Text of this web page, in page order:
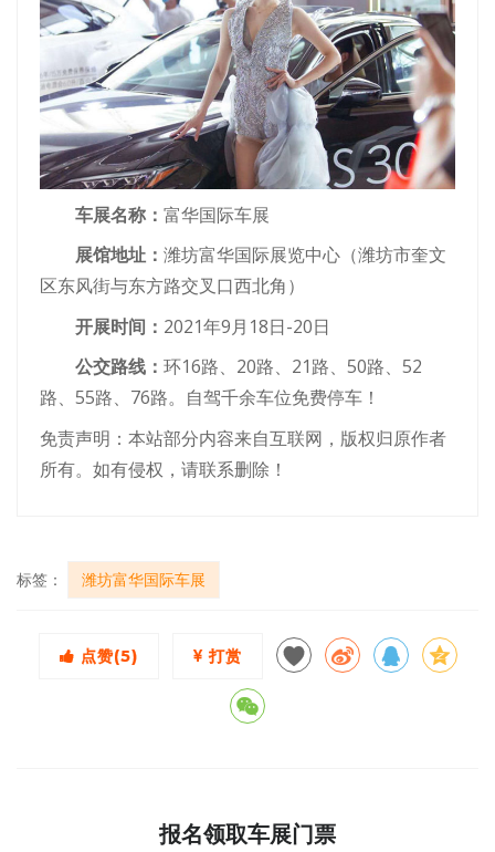
车展名称： 富华国际车展
展馆地址： 潍坊富华国际展览中心（潍坊市奎文
区东风街与东方路交叉口西北角）
开展时间： 2021年9月18日-20日
公交路线： 环16路、20路、21路、50路、52
路、55路、76路。自驾千余车位免费停车！
免责声明：本站部分内容来自互联网，版权归原作者
所有。如有侵权，请联系删除！
标签： 潍坊富华国际车展
点赞(5) 打赏
报名领取车展门票